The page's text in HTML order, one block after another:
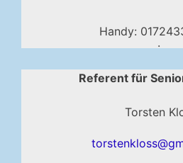
Handy:
.
Referent für
Torsten